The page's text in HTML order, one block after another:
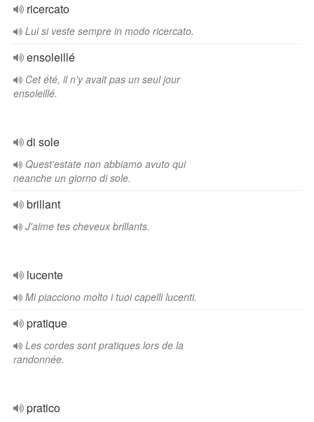
ricercato
Lui si veste sempre in modo ricercato.
ensoleillé
Cet été, il n'y avait pas un seul jour
ensoleillé.
di sole
Quest'estate non abbiamo avuto qui
neanche un giorno di sole.
brillant
J'aime tes cheveux brillants.
lucente
Mi piacciono molto i tuoi capelli lucenti.
pratique
Les cordes sont pratiques lors de la
randonnée.
pratico